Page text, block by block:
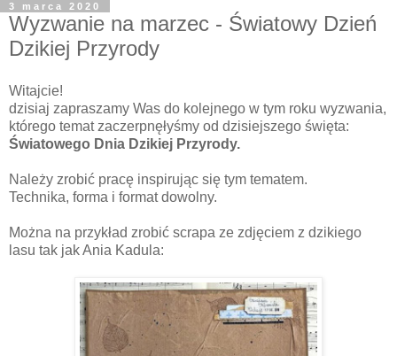
3 marca 2020
Wyzwanie na marzec - Światowy Dzień
Dzikiej Przyrody
Witajcie!
dzisiaj zapraszamy Was do kolejnego w tym roku wyzwania,
którego temat zaczerpnęłyśmy od dzisiejszego święta:
Światowego Dnia Dzikiej Przyrody.
Należy zrobić pracę inspirując się tym tematem.
Technika, forma i format dowolny.
Można na przykład zrobić scrapa ze zdjęciem z dzikiego
lasu tak jak Ania Kadula: